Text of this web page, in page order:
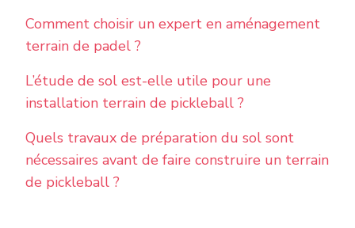
Comment choisir un expert en aménagement
terrain de padel ?
L’étude de sol est-elle utile pour une
installation terrain de pickleball ?
Quels travaux de préparation du sol sont
nécessaires avant de faire construire un terrain
de pickleball ?